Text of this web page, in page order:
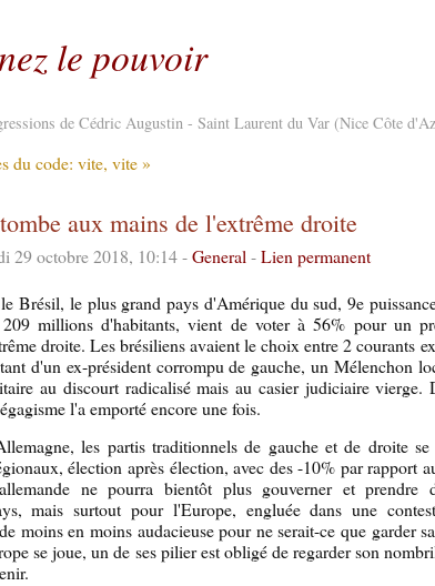
le pouvoir
de Cédric Augustin - Saint Laurent du Var (Nice Côte
du code: vite, vite »
aux mains de l'extrême droite
29 octobre 2018, 10:14 -General -Lien permanent
Brésil, le plus grand pays d'Amérique du sud, 9e
millions d'habitants, vient de voter à 56% pour un
droite. Les brésiliens avaient le choix entre 2 courants
d'un ex-président corrompu de gauche, un Mélenchon
au discourt radicalisé mais au casier judiciaire vierge.
l'a emporté encore une fois.
les partis traditionnels de gauche et de droite se
élection après élection, avec des -10% par rapport
ne pourra bientôt plus gouverner et prendre
mais surtout pour l'Europe, engluée dans une
moins en moins audacieuse pour ne serait-ce que garder
se joue, un de ses pilier est obligé de regarder son